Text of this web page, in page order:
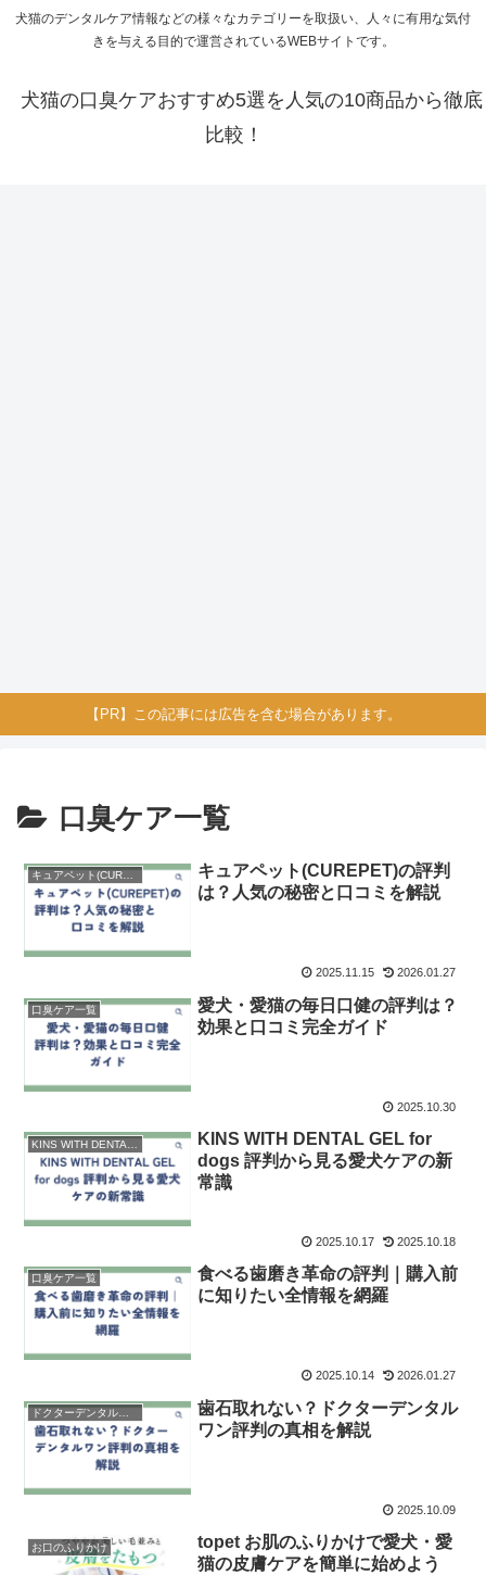
犬猫のデンタルケア情報などの様々なカテゴリーを取扱い、人々に有用な気付
きを与える目的で運営されているWEBサイトです。
犬猫の口臭ケアおすすめ5選を人気の10商品から徹底
比較！
【PR】この記事には広告を含む場合があります。
口臭ケア一覧
キュアペット(CUREPET)
キュアペット(CUREPET)の評判
は？人気の秘密と口コミを解説
2025.11.15 2026.01.27
口臭ケア一覧
愛犬・愛猫の毎日口健の評判は？
効果と口コミ完全ガイド
2025.10.30
KINS WITH DENTAL GEL for
dogs 評判から見る愛犬ケアの新
常識
2025.10.17 2025.10.18
口臭ケア一覧
食べる歯磨き革命の評判｜購入前
に知りたい全情報を網羅
2025.10.14 2026.01.27
ドクターデンタルワン
歯石取れない？ドクターデンタル
ワン評判の真相を解説
2025.10.09
お口のふりかけ
topet お肌のふりかけで愛犬・愛
猫の皮膚ケアを簡単に始めよう